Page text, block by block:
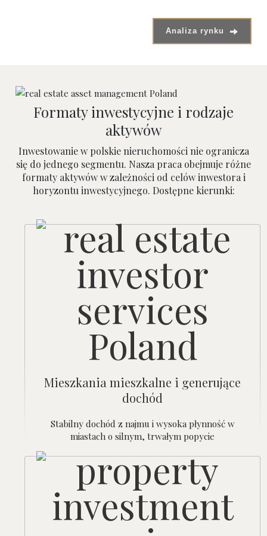
Analiza rynku
Formaty inwestycyjne i rodzaje
aktywów
Inwestowanie w polskie nieruchomości nie ogranicza
się do jednego segmentu. Nasza praca obejmuje różne
formaty aktywów w zależności od celów inwestora i
horyzontu inwestycyjnego. Dostępne kierunki:
Mieszkania mieszkalne i generujące
dochód
Stabilny dochód z najmu i wysoka płynność w
miastach o silnym, trwałym popycie